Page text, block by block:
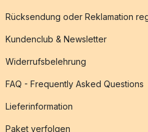
Rücksendung oder Reklamation
Kundenclub & Newsletter
Widerrufsbelehrung
FAQ - Frequently Asked Questions
Lieferinformation
Paket verfolgen